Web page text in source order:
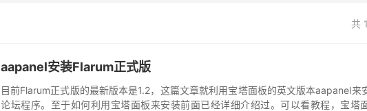
共
aapanel安装Flarum正式版
目前Flarum正式版的最新版本是1.2，这篇文章就利用宝塔面板的英文版本aapanel来
论坛程序。至于如何利用宝塔面板来安装前面已经详细介绍过。可以看教程，宝塔